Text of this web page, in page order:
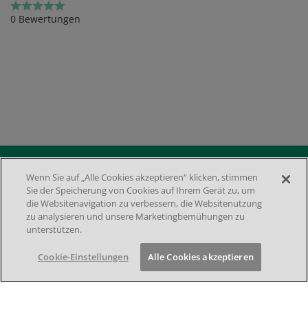
Rating
0 Bewertungen
Media
Footer menu 2nd
DATENSCHUTZ
IMPRESSUM
NUTZUNGSBEDINGUNGEN
COOKIE-EINSTELLUNGEN
Wenn Sie auf „Alle Cookies akzeptieren“ klicken, stimmen
Sie der Speicherung von Cookies auf Ihrem Gerät zu, um
die Websitenavigation zu verbessern, die Websitenutzung
zu analysieren und unsere Marketingbemühungen zu
unterstützen.
Cookie-Einstellungen Alle Cookies akzeptieren